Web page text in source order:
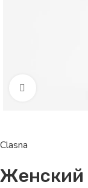
Clasna
Женский